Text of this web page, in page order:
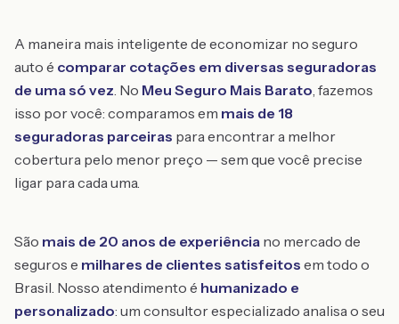
A maneira mais inteligente de economizar no seguro
auto é comparar cotações em diversas seguradoras
de uma só vez. No Meu Seguro Mais Barato, fazemos
isso por você: comparamos em mais de 18
seguradoras parceiras para encontrar a melhor
cobertura pelo menor preço — sem que você precise
ligar para cada uma.
São mais de 20 anos de experiência no mercado de
seguros e milhares de clientes satisfeitos em todo o
Brasil. Nosso atendimento é humanizado e
personalizado: um consultor especializado analisa o seu